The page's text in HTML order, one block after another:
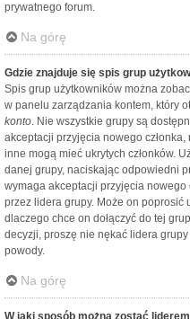
prywatnego forum.
Na górę
Gdzie znajduje się spis grup
Spis grup użytkowników można
w panelu zarządzania kontem, który
konto. Nie wszystkie grupy są
akceptacji przyjęcia nowego
inne mogą mieć ukrytych członków.
danej grupy, naciskając odpowiedni
wymaga akceptacji przyjęcia nowego
przez lidera grupy. Może on
dlaczego chce on dołączyć do tej
decyzji, proszę nie nękać lidera
powody.
Na górę
W jaki sposób można zostać